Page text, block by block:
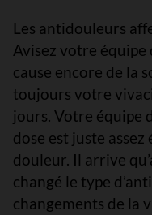
Les antidouleurs
Avisez votre équipe
cause encore de la
toujours votre
jours. Votre équipe
dose est juste
douleur. Il arrive
changé le type
changements de la